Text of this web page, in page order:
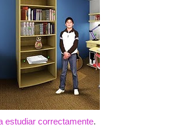
estudiar correctamente.